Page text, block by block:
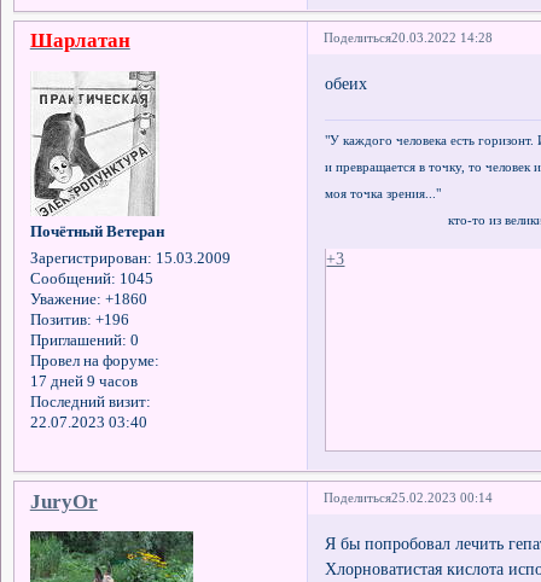
Поделиться20.03.2022 14:28
Шарлатан
Почётный Ветеран
Зарегистрирован: 15.03.2009
Сообщений: 1045
Уважение: +1860
Позитив: +196
Приглашений: 0
Провел на форуме:
17 дней 9 часов
Последний визит:
22.07.2023 03:40
обеих
"У каждого человека есть горизонт.
и превращается в точку, то человек
моя точка зрения..."
кто-то из великих
+3
Поделиться25.02.2023 00:14
JuryOr
Я бы попробовал лечить
Хлорноватистая кислота